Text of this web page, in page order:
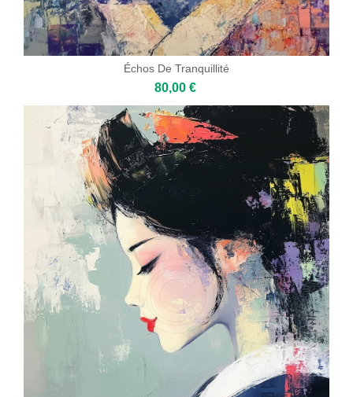
Échos De Tranquillité
80,00 €